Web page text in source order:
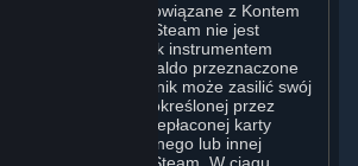
saldo konta powiązane z Kontem
Steam”). Portfel Steam nie jest
ani jakimkolwiek instrumentem
jako przedpłacone saldo przeznaczone
i Usług. Użytkownik może zasilić swój
maksymalnej kwoty określonej przez
karty kredytowej, przepłaconej karty
kodu promocyjnego lub innej